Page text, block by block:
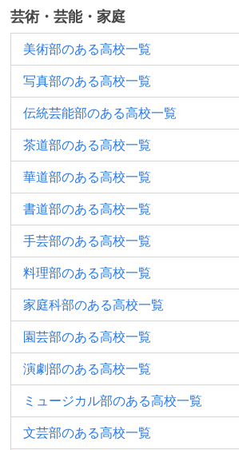
芸術・芸能・家庭
美術部のある高校一覧
写真部のある高校一覧
伝統芸能部のある高校一覧
茶道部のある高校一覧
華道部のある高校一覧
書道部のある高校一覧
手芸部のある高校一覧
料理部のある高校一覧
家庭科部のある高校一覧
園芸部のある高校一覧
演劇部のある高校一覧
ミュージカル部のある高校一覧
文芸部のある高校一覧